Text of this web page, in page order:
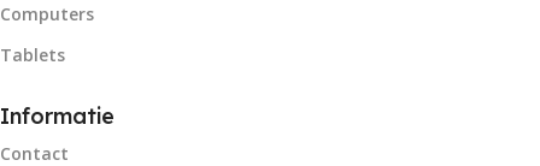
Computers
Tablets
Informatie
Contact